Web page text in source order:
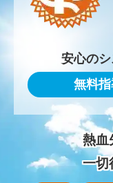
安心の
無料指
熱血
一切